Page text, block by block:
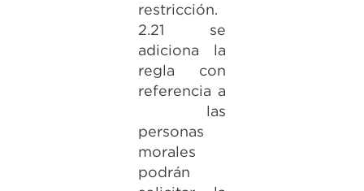
restricción.
2.21 se
adiciona la
regla con
referencia a
las
personas
morales
podrán